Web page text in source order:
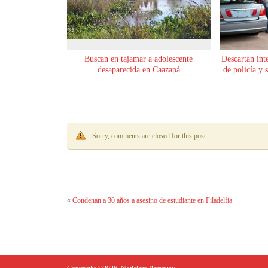
Buscan en tajamar a adolescente
desaparecida en Caazapá
Descartan
de policía y
Sorry, comments are closed for this post
« Condenan a 30 años a asesino de estudiante en Filadelfia